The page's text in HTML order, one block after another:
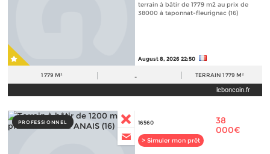
terrain à bâtir de 1779 m2 au prix de
38000 à taponnat-fleurignac (16)
August 8, 2026 22:50
1 779 M² - TERRAIN 1 779 M²
leboncoin.fr
PROFESSIONNEL 16560
> Simuler mon prêt
38
000€